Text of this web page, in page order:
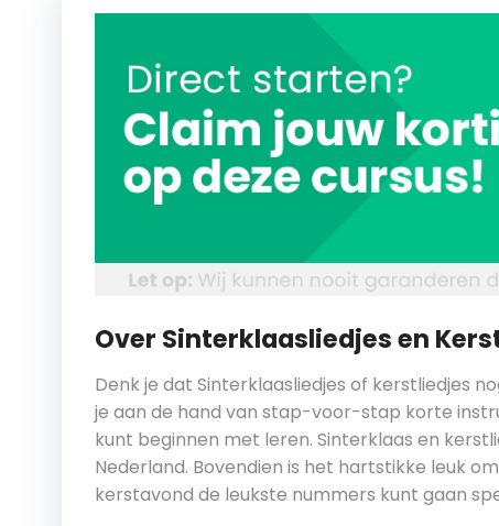
Over Sinterklaasliedjes en
Denk je dat Sinterklaasliedjes of kerstliedjes
je aan de hand van stap-voor-stap korte
kunt beginnen met leren. Sinterklaas en
Nederland. Bovendien is het hartstikke leuk
kerstavond de leukste nummers kunt gaan